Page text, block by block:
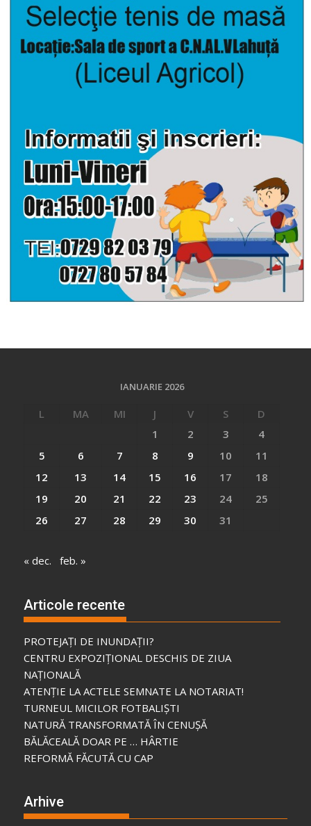
IANUARIE 2026
L MA MI J V S
D
1
2 3
4
5
6 7 8 9 10
11
12
13 14 15 16 17
18
19
20 21 22 23 24
25
26
27 28 29 30 31
« dec. feb. »
Articole recente
PROTEJAȚI DE INUNDAȚII?
CENTRU EXPOZIȚIONAL DESCHIS DE ZIUA
NAȚIONALĂ
ATENȚIE LA ACTELE SEMNATE LA NOTARIAT!
TURNEUL MICILOR FOTBALIȘTI
NATURĂ TRANSFORMATĂ ÎN CENUȘĂ
BĂLĂCEALĂ DOAR PE … HÂRTIE
REFORMĂ FĂCUTĂ CU CAP
Arhive